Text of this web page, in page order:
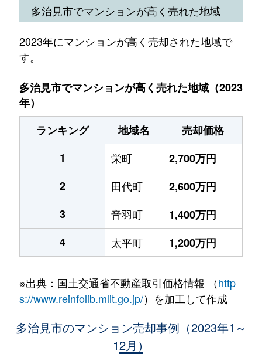
多治見市でマンションが高く売れた地域
2023年にマンションが高く売却された地域で
す。
多治見市でマンションが高く売れた地域（2023
年）
ランキング
地域名
売却価格
1
栄町
2,700万円
2
田代町
2,600万円
3
音羽町
1,400万円
4
太平町 1,200万円
※出典：国土交通省不動産取引価格情報 （http
s://www.reinfolib.mlit.go.jp/）を加工して作成
多治見市のマンション売却事例（2023年1～
12月）